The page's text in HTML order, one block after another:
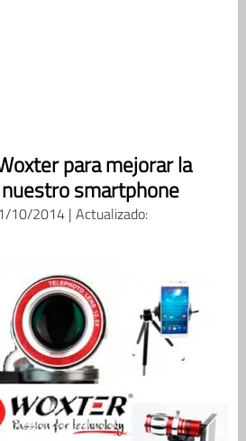
para mejorar la
smartphone
10/2014 | Actualizado: